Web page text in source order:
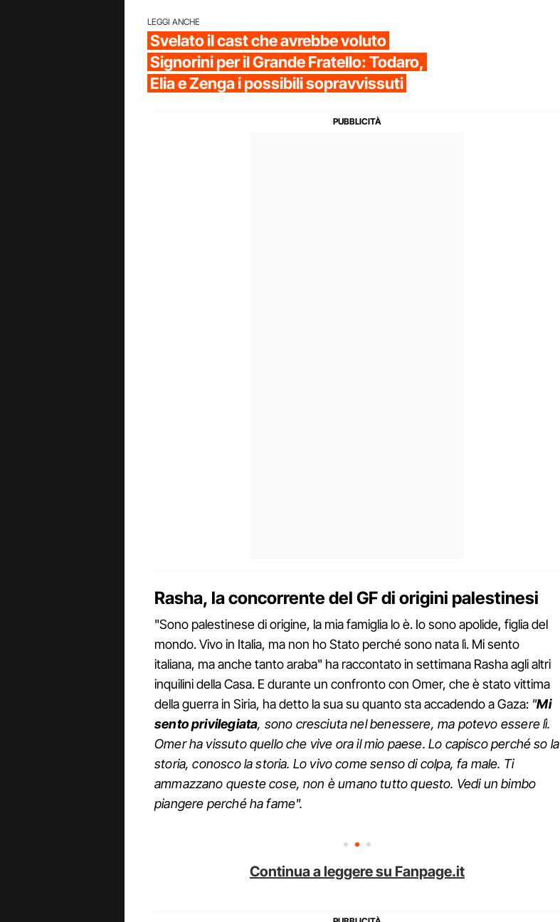
LEGGI ANCHE
Svelato il cast che avrebbe voluto
Signorini per il Grande Fratello: Todaro,
Elia e Zenga i possibili sopravvissuti
Rasha, la concorrente del GF di origini palestinesi
"Sono palestinese di origine, la mia famiglia lo è. Io sono apolide, figlia del
mondo. Vivo in Italia, ma non ho Stato perché sono nata lì. Mi sento
italiana, ma anche tanto araba" ha raccontato in settimana Rasha agli altri
inquilini della Casa. E durante un confronto con Omer, che è stato vittima
della guerra in Siria, ha detto la sua su quanto sta accadendo a Gaza: "Mi
sento privilegiata, sono cresciuta nel benessere, ma potevo essere lì.
Omer ha vissuto quello che vive ora il mio paese. Lo capisco perché so la
storia, conosco la storia. Lo vivo come senso di colpa, fa male. Ti
ammazzano queste cose, non è umano tutto questo. Vedi un bimbo
piangere perché ha fame".
Continua a leggere su Fanpage.it